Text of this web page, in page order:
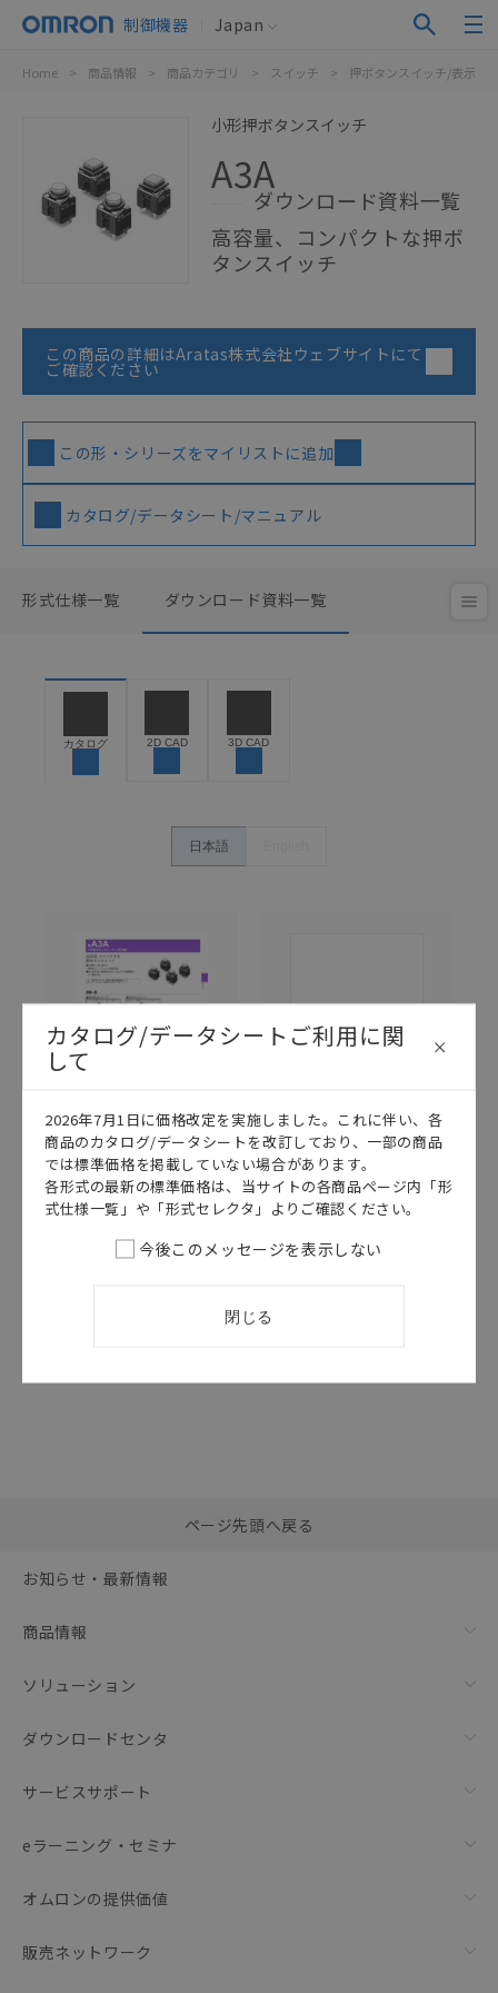
制御機器 Japan
Home > 商品情報 > 商品カテゴリ > スイッチ > 押ボタンスイッチ/表示灯
小形押ボタンスイッチ
A3A
ダウンロード資料一覧
高容量、コンパクトな押ボ
タンスイッチ
この商品の詳細はAratas株式会社ウェブサイトにて
ご確認ください
この形・シリーズをマイリストに追加
カタログ/データシート/マニュアル
形式仕様一覧 ダウンロード資料一覧
カタログ 2D CAD 3D CAD
日本語
このカタログを選択
カタログ 日本語
CDMC-022A
A3A データシー
2024/02/01
このカタログを選択
カタログ 日本語
CDLA-015H
スイッチ セレ
クションガイド
括ダウンロード
ページ先頭へ戻る
お知らせ・最新情報
商品情報
ソリューション
ダウンロードセンタ
サービスサポート
eラーニング・セミナ
オムロンの提供価値
販売ネットワーク
カタログ/データシートご利用に関
して
2026年7月1日に価格改定を実施しました。これに伴い、各
商品のカタログ/データシートを改訂しており、一部の商品
では標準価格を掲載していない場合があります。
各形式の最新の標準価格は、当サイトの各商品ページ内「形
式仕様一覧」や「形式セレクタ」よりご確認ください。
今後このメッセージを表示しない
閉じる